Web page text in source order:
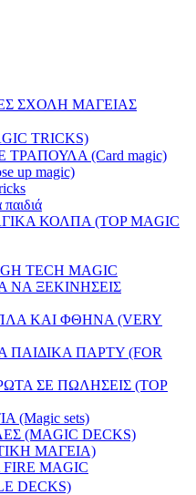
TRICKS)
(Card magic)
up magic)
ΚΟΛΠΑ (TOP MAGIC
TECH MAGIC
ΝΑ ΞΕΚΙΝΗΣΕΙΣ
ΚΑΙ ΦΘΗΝΑ (VERY
ΠΑΙΔΙΚΑ ΠΑΡΤΥ (FOR
ΣΕ ΠΩΛΗΣΕΙΣ (TOP
(Magic sets)
(MAGIC DECKS)
ΜΑΓΕΙΑ)
MAGIC
DECKS)